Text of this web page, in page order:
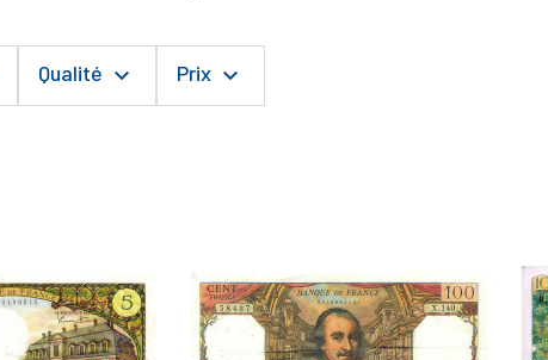
Qualité keyboard_arrow_down Prix keyboard_arrow_down